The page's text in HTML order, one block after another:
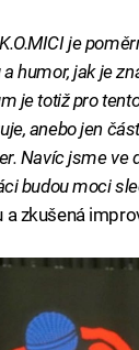
je
humor, jak je
je totiž pro
anebo jen
Navíc jsme ve
budou moci
a zkušená